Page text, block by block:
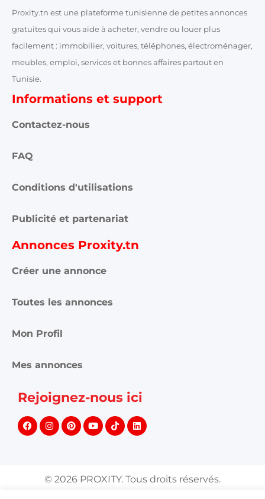
Proxity.tn est une plateforme tunisienne de petites annonces
gratuites qui vous aide à acheter, vendre ou louer plus
facilement : immobilier, voitures, téléphones, électroménager,
meubles, emploi, services et bonnes affaires partout en
Tunisie.
Informations et support
Contactez-nous
FAQ
Conditions d'utilisations
Publicité et partenariat
Annonces Proxity.tn
Créer une annonce
Toutes les annonces
Mon Profil
Mes annonces
Rejoignez-nous ici
© 2026 PROXITY. Tous droits réservés.